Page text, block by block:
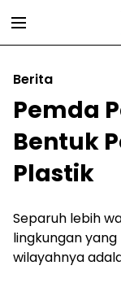
Berita
Pemda
Bentuk
Plastik
Separuh lebih
lingkungan
wilayahnya